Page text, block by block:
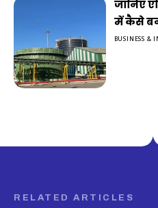
जानिए
में कैसे
BUSINESS &
RELATED ARTICLES